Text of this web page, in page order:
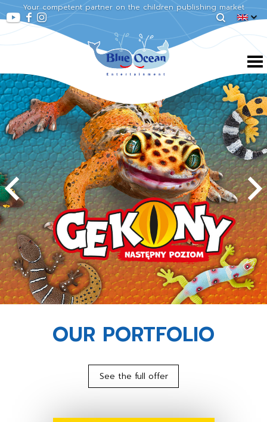
Your competent partner on the children publishing market
OUR PORTFOLIO
See the full offer